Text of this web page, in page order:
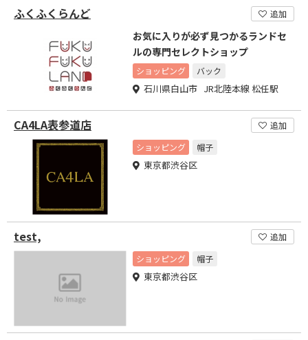
ふくふくらんど 追加
お気に入りが必ず見つかるランドセ
ルの専門セレクトショップ
ショッピング バック
石川県白山市 JR北陸本線 松任駅
CA4LA表参道店
追加
ショッピング
帽子
東京都渋谷区
test,
追加
ショッピング
帽子
東京都渋谷区